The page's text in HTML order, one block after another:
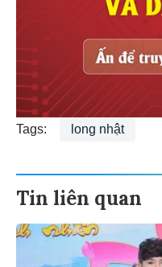
Tags: long nhật
Tin liên quan